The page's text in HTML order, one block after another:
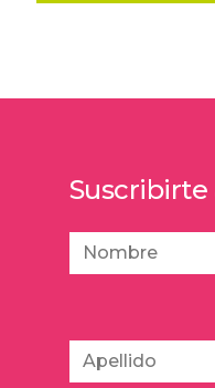
Suscribirte